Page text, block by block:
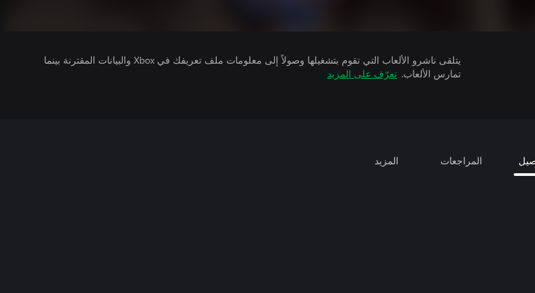
يتلقى ناشرو الألعاب التي تقوم بتشغيلها وصولاً إلى معلومات ملف تعريفك في Xbox والبيانات المقترنة بينما
تمارس الألعاب. تعرّف على المزيد
المراجعات المزيد